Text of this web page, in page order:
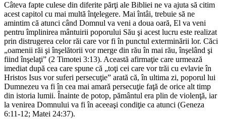
Câteva fapte culese din diferite părţi ale Bibliei ne va ajuta să citim
acest capitol cu mai multă înţelegere. Mai întâi, trebuie să ne
amintim că atunci când Domnul va veni a doua oară, El va veni
pentru împlinirea mântuirii poporului Său şi acest lucru este realizat
prin distrugerea celor răi care vor fi în punctul exterminării lor. Căci
„oamenii răi şi înşelătorii vor merge din rău în mai rău, înşelând şi
fiind înşelaţi” (2 Timotei 3:13). Această afirmaţie care urmează
imediat după cea care spune că „toţi cei care vor trăi cu evlavie în
Hristos Isus vor suferi persecuţie” arată că, în ultima zi, poporul lui
Dumnezeu va fi în cea mai amară persecuţie faţă de orice alt timp
din istoria lumii. Înainte de potop, pământul era plin de violenţă, iar
la venirea Domnului va fi în aceeaşi condiţie ca atunci (Geneza
6:11-12; Matei 24:37).